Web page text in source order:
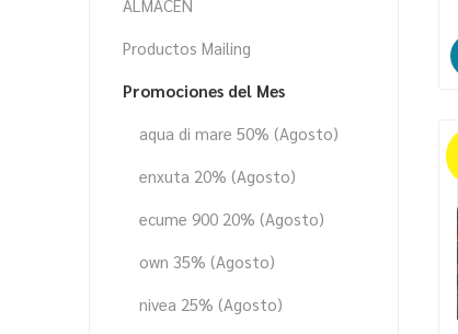
ALMACEN
Productos Mailing
Promociones del Mes
aqua di mare 50% (Agosto)
enxuta 20% (Agosto)
ecume 900 20% (Agosto)
own 35% (Agosto)
nivea 25% (Agosto)